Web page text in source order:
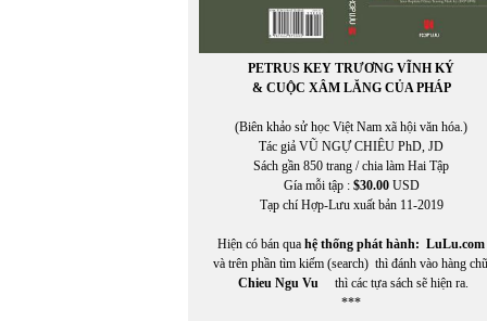
PHẠM THANH NGHIÊN
Phạm Tử Văn
PHẠM TUYỀN
PHẠM VŨ THỊNH
PHẠM VŨ THỊNH chuyển ngữ
Phạm Xuân Hy
Phạm Xuân Hy chuyển ngữ
PHẠM XUÂN NGUYÊN
Phan Hồng Giang
Phan Huyền Thư
PHAN NHẬT BẮC
PETRUS KEY TRƯƠNG VĨNH KÝ
& CUỘC XÂM LĂNG CỦA PHÁP
(Biên khảo sử học Việt Nam xã hội văn hóa.)
Tác giả VŨ NGỰ CHIÊU PhD, JD
Sách gần 850 trang / chia làm Hai Tập
Gía mỗi tập : $30.00USD
Tạp chí Hợp-Lưu xuất bản 11-2019
Hiện có bán qua hệ thống phát hành: LuLu.com
và trên phần tìm kiếm (search) thì đánh vào hàng
Chieu Ngu Vu thì các tựa sách sẽ hiện ra.
***